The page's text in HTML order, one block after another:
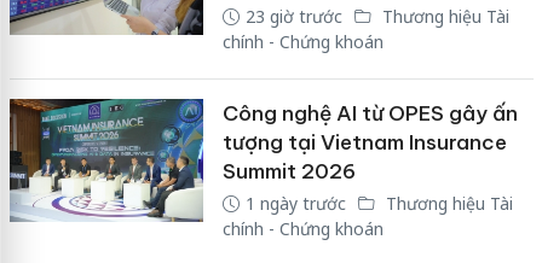
23 giờ trước
Thương hiệu Tài
chính - Chứng khoán
Công nghệ AI từ OPES gây ấn
tượng tại Vietnam Insurance
Summit 2026
1 ngày trước
Thương hiệu Tài
chính - Chứng khoán